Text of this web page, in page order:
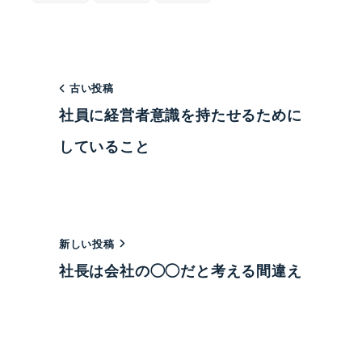
古い投稿
社員に経営者意識を持たせるために
していること
新しい投稿
社長は会社の◯◯だと考える間違え